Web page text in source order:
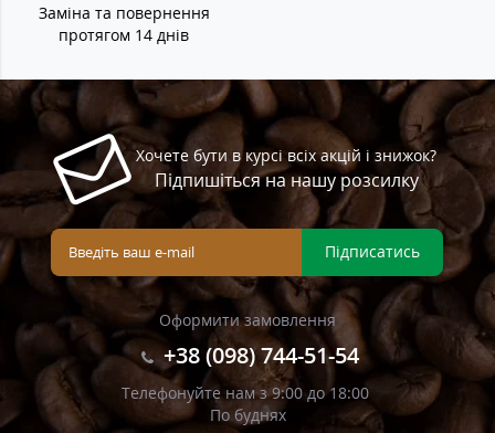
Заміна та повернення
протягом 14 днів
Хочете бути в курсі всіх акцій і знижок?
Підпишіться на нашу розсилку
Підписатись
Оформити замовлення
+38 (098) 744-51-54
Телефонуйте нам з 9:00 до 18:00
По буднях